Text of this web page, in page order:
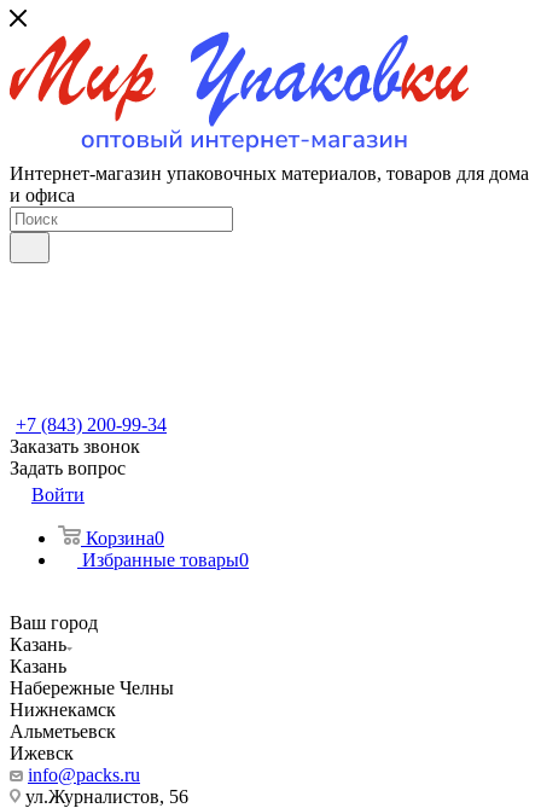
Интернет-магазин упаковочных материалов, товаров для дома
и офиса
+7 (843) 200-99-34
Заказать звонок
Задать вопрос
Войти
Корзина0
Избранные товары0
Ваш город
Казань
Казань
Набережные Челны
Нижнекамск
Альметьевск
Ижевск
info@packs.ru
ул.Журналистов, 56